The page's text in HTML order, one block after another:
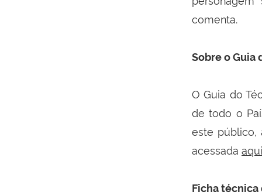
comenta.
Sobre o Guia
O Guia do
de todo o
este público,
acessada aqui
Ficha